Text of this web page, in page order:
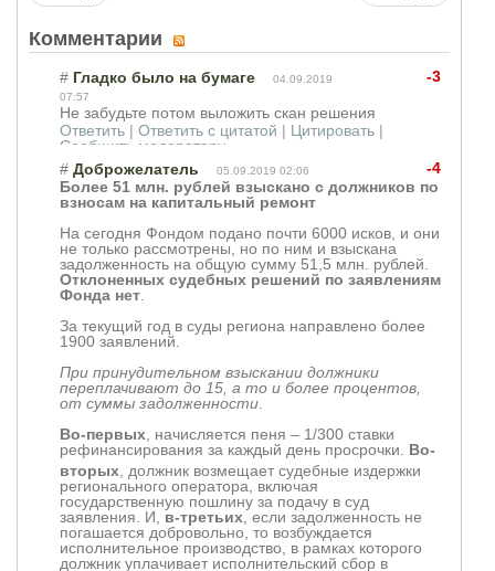
Комментарии
-3
# Гладко было на бумаге
04.09.2019
07:57
Не забудьте потом выложить скан решения
Ответить | Ответить с цитатой | Цитировать |
Сообщить модератору
-4
# Доброжелатель 05.09.2019 02:06
Более 51 млн. рублей взыскано с должников по
взносам на капитальный ремонт
На сегодня Фондом подано почти 6000 исков, и они
не только рассмотрены, но по ним и взыскана
задолженность на общую сумму 51,5 млн. рублей.
Отклоненных судебных решений по заявлениям
Фонда нет.
За текущий год в суды региона направлено более
1900 заявлений.
При принудительном взыскании должники
переплачивают до 15, а то и более процентов,
от суммы задолженности.
Во-первых, начисляется пеня – 1/300 ставки
рефинансирования за каждый день просрочки. Во-
вторых, должник возмещает судебные издержки
регионального оператора, включая
государственную пошлину за подачу в суд
заявления. И, в-третьих, если задолженность не
погашается добровольно, то возбуждается
исполнительное производство, в рамках которого
должник уплачивает исполнительский сбор в